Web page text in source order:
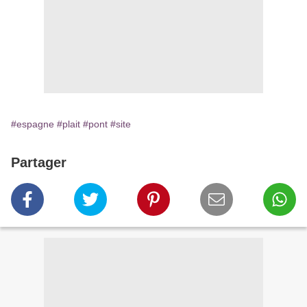
#espagne #plait #pont #site
Partager